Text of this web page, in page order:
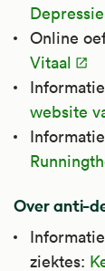
Online
Vitaal
website
Over anti-
ziektes: